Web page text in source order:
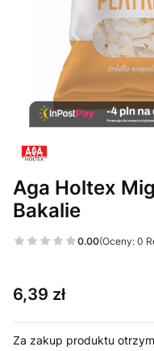
Aga Holtex
Bakalie
0.00(Oceny: 0
Cena
6,39 zł
Za zakup produktu